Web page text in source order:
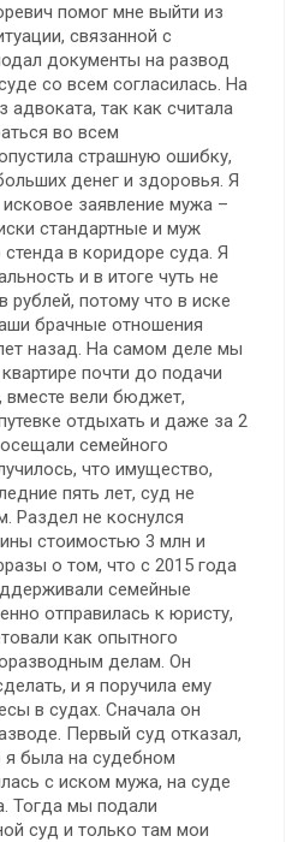
помог мне выйти из
связанной с
документы на развод
со всем согласилась. На
адвоката, так как считала
во всем
страшную ошибку,
денег и здоровья. Я
заявление мужа –
стандартные и муж
в коридоре суда. Я
и в итоге чуть не
рублей, потому что в иске
брачные отношения
назад. На самом деле мы
почти до подачи
вместе вели бюджет,
отдыхать и даже за 2
семейного
что имущество,
пять лет, суд не
Раздел не коснулся
стоимостью 3 млн и
о том, что с 2015 года
семейные
отправилась к юристу,
как опытного
делам. Он
и я поручила ему
в судах. Сначала он
Первый суд отказал,
была на судебном
с иском мужа, на суде
Тогда мы подали
суд и только там мои